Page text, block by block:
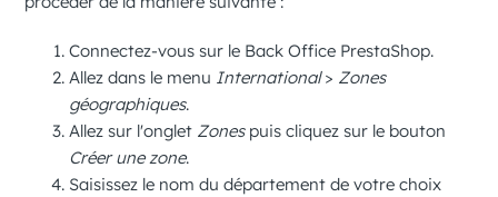
Connectez-vous sur le Back Office PrestaShop.
Allez dans le menu International> Zones
géographiques.
Allez sur l'onglet Zonespuis cliquez sur le bouton
Créer une zone.
Saisissez le nom du département de votre choix